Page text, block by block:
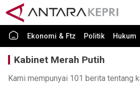
Ekonomi & Ftz Politik Hukum
Kabinet Merah Putih
Kami mempunyai 101 berita tentang